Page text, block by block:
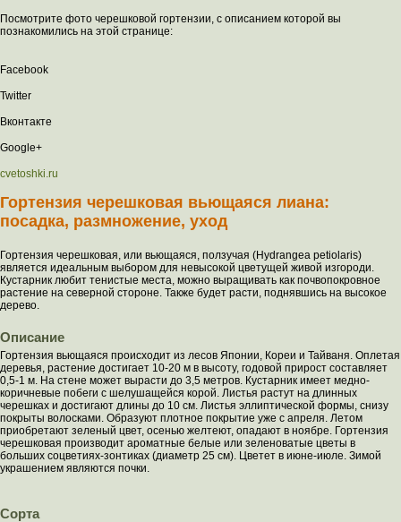
Посмотрите фото черешковой гортензии, с описанием которой вы
познакомились на этой странице:
Facebook
Twitter
Вконтакте
Google+
cvetoshki.ru
Гортензия черешковая вьющаяся лиана:
посадка, размножение, уход
Гортензия черешковая, или вьющаяся, ползучая (Hydrangea petiolaris)
является идеальным выбором для невысокой цветущей живой изгороди.
Кустарник любит тенистые места, можно выращивать как почвопокровное
растение на северной стороне. Также будет расти, поднявшись на высокое
дерево.
Описание
Гортензия вьющаяся происходит из лесов Японии, Кореи и Тайваня. Оплетая
деревья, растение достигает 10-20 м в высоту, годовой прирост составляет
0,5-1 м. На стене может вырасти до 3,5 метров. Кустарник имеет медно-
коричневые побеги с шелушащейся корой. Листья растут на длинных
черешках и достигают длины до 10 см. Листья эллиптической формы, снизу
покрыты волосками. Образуют плотное покрытие уже с апреля. Летом
приобретают зеленый цвет, осенью желтеют, опадают в ноябре. Гортензия
черешковая производит ароматные белые или зеленоватые цветы в
больших соцветиях-зонтиках (диаметр 25 см). Цветет в июне-июле. Зимой
украшением являются почки.
Сорта